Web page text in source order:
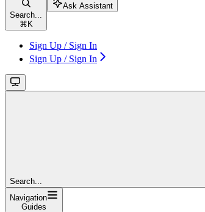
Search...
⌘ K
Ask Assistant
Sign Up / Sign In
Sign Up / Sign In
Search...
Navigation
Guides